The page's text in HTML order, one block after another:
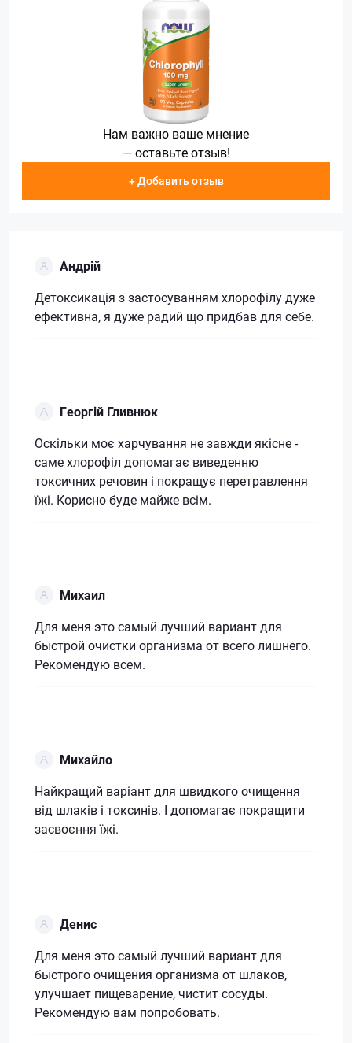
Нам важно ваше мнение
— оставьте отзыв!
+ Добавить отзыв
Андрій
Детоксикація з застосуванням хлорофілу дуже
ефективна, я дуже радий що придбав для себе.
Георгій Гливнюк
Оскільки моє харчування не завжди якісне -
саме хлорофіл допомагає виведенню
токсичних речовин і покращує перетравлення
їжі. Корисно буде майже всім.
Михаил
Для меня это самый лучший вариант для
быстрой очистки организма от всего лишнего.
Рекомендую всем.
Михайло
Найкращий варіант для швидкого очищення
від шлаків і токсинів. І допомагає покращити
засвоєння їжі.
Денис
Для меня это самый лучший вариант для
быстрого очищения организма от шлаков,
улучшает пищеварение, чистит сосуды.
Рекомендую вам попробовать.